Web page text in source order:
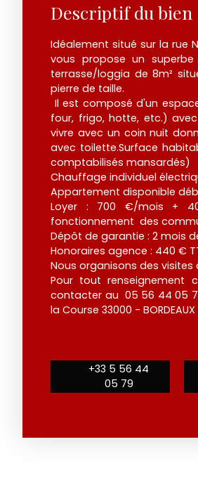
Descriptif du bien
Idéalement situé sur la rue
vous propose un
terrasse/loggia de 8m²
pierre de taille.
Il est composé d'un
four, frigo, hotte, etc.)
vivre avec un coin nuit
avec toilette.Surface
comptabilisés mansardés)
Chauffage individuel
Appartement disponible
Loyer : 700 €/mois +
fonctionnement des
Dépôt de garantie : 2 mois
Honoraires agence : 440 €
Nous organisons des
Pour tout renseignement
contacter au 05 56 44 05
la Course 33000 - BORDEAUX
+33 5 56 44
05 79